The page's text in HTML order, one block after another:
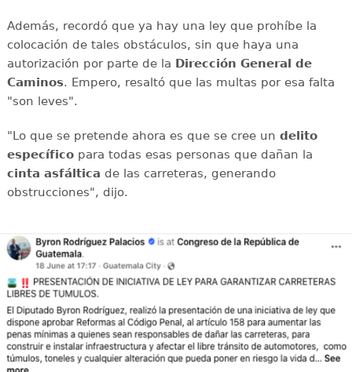
Además, recordó que ya hay una ley que prohíbe la
colocación de tales obstáculos, sin que haya una
autorización por parte de la Dirección General de
Caminos. Empero, resaltó que las multas por esa falta
"son leves".
"Lo que se pretende ahora es que se cree un delito
específicopara todas esas personas que dañan la
cinta asfáltica de las carreteras, generando
obstrucciones", dijo.